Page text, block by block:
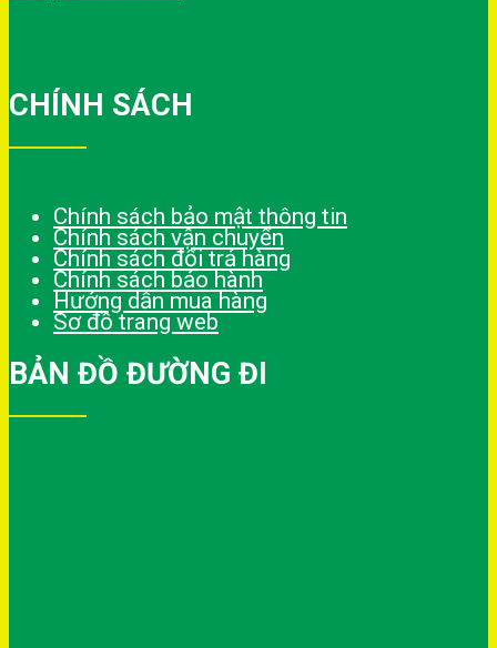
CHÍNH SÁCH
Chính sách bảo mật thông tin
Chính sách vận chuyển
Chính sách đổi trả hàng
Chính sách bảo hành
Hướng dẫn mua hàng
Sơ đồ trang web
BẢN ĐỒ ĐƯỜNG ĐI